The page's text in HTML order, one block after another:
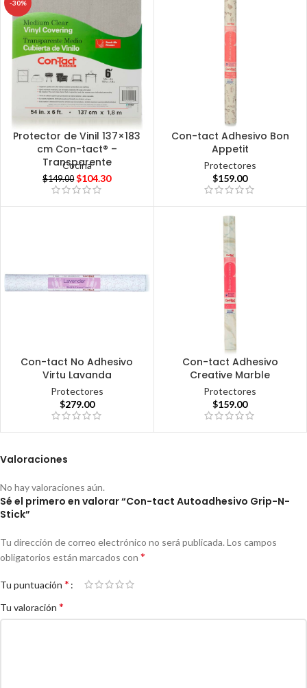
-30%
Protector de Vinil 137×183
cm Con-tact® –
Transparente
Cocina
$149.00 $104.30
Con-tact Adhesivo Bon
Appetit
Protectores
$159.00
Con-tact No Adhesivo
Virtu Lavanda
Protectores
$279.00
Con-tact Adhesivo
Creative Marble
Protectores
$159.00
Valoraciones
No hay valoraciones aún.
Sé el primero en valorar “Con-tact Autoadhesivo Grip-N-
Stick”
Tu dirección de correo electrónico no será publicada. Los campos
obligatorios están marcados con *
Tu puntuación *
Tu valoración *